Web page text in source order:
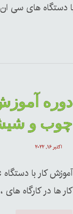
چوب و
اکتبر ۱۶, ۲۰۲۲
کار ها در کارگاه